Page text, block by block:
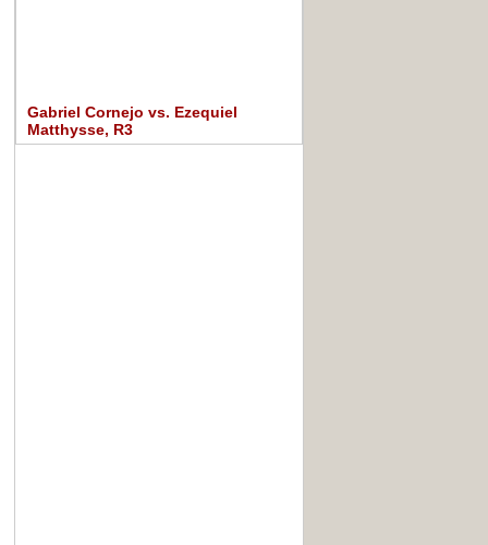
Gabriel Cornejo vs. Ezequiel
Matthysse, R3